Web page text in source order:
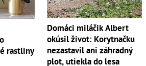
rastliny
Domáci miláčik Albert
okúsil život: Korytnačku
nezastavil ani záhradný
plot, utiekla do lesa